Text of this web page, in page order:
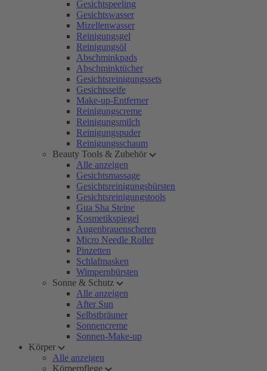
Gesichtspeeling
Gesichtswasser
Mizellenwasser
Reinigungsgel
Reinigungsöl
Abschminkpads
Abschminktücher
Gesichtsreinigungssets
Gesichtsseife
Make-up-Entferner
Reinigungscreme
Reinigungsmilch
Reinigungspuder
Reinigungsschaum
Beauty Tools & Zubehör
Alle anzeigen
Gesichtsmassage
Gesichtsreinigungsbürsten
Gesichtsreinigungstools
Gua Sha Steine
Kosmetikspiegel
Augenbrauenscheren
Micro Needle Roller
Pinzetten
Schlafmasken
Wimpernbürsten
Sonne & Schutz
Alle anzeigen
After Sun
Selbstbräuner
Sonnencreme
Sonnen-Make-up
Körper
Alle anzeigen
Körperpflege